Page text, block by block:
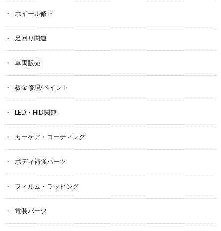
ホイール修正
足回り関連
車両販売
板金修理/ペイント
LED・HID関連
カーケア・コーティング
ボディ補強パーツ
フィルム・ラッピング
電装パーツ